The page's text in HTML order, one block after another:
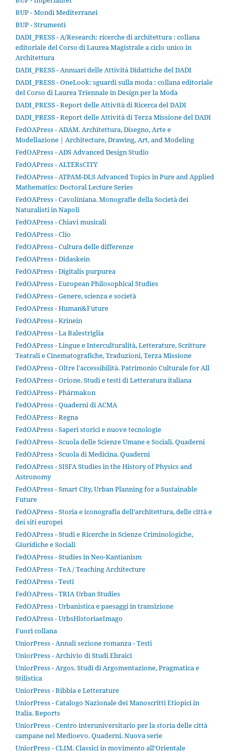
BUP - Mondi Mediterranei
BUP - Strumenti
DADI_PRESS - A/Research: ricerche di architettura : collana
editoriale del Corso di Laurea Magistrale a ciclo unico in
Architettura
DADI_PRESS - Annuari delle Attività Didattiche del DADI
DADI_PRESS - OneLook: sguardi sulla moda : collana editoriale
del Corso di Laurea Triennale in Design per la Moda
DADI_PRESS - Report delle Attività di Ricerca del DADI
DADI_PRESS - Report delle Attività di Terza Missione del DADI
FedOAPress - ADAM. Architettura, Disegno, Arte e
Modellazione | Architecture, Drawing, Art, and Modeling
FedOAPress - ADS Advanced Design Studio
FedOAPress - ALTERsCITY
FedOAPress - ATPAM-DLS Advanced Topics in Pure and Applied
Mathematics: Doctoral Lecture Series
FedOAPress - Cavoliniana. Monografie della Società dei
Naturalisti in Napoli
FedOAPress - Chiavi musicali
FedOAPress - Clio
FedOAPress - Cultura delle differenze
FedOAPress - Didaskein
FedOAPress - Digitalis purpurea
FedOAPress - European Philosophical Studies
FedOAPress - Genere, scienza e società
FedOAPress - Human&Future
FedOAPress - Krinein
FedOAPress - La Balestriglia
FedOAPress - Lingue e Interculturalità, Letterature, Scritture
Teatrali e Cinematografiche, Traduzioni, Terza Missione
FedOAPress - Oltre l'accessibilità. Patrimonio Culturale for All
FedOAPress - Orione. Studi e testi di Letteratura italiana
FedOAPress - Phármakon
FedOAPress - Quaderni di ACMA
FedOAPress - Regna
FedOAPress - Saperi storici e nuove tecnologie
FedOAPress - Scuola delle Scienze Umane e Sociali. Quaderni
FedOAPress - Scuola di Medicina. Quaderni
FedOAPress - SISFA Studies in the History of Physics and
Astronomy
FedOAPress - Smart City, Urban Planning for a Sustainable
Future
FedOAPress - Storia e iconografia dell’architettura, delle città e
dei siti europei
FedOAPress - Studi e Ricerche in Scienze Criminologiche,
Giuridiche e Sociali
FedOAPress - Studies in Neo-Kantianism
FedOAPress - TeA / Teaching Architecture
FedOAPress - Testi
FedOAPress - TRIA Urban Studies
FedOAPress - Urbanistica e paesaggi in transizione
FedOAPress - UrbsHistoriaeImago
Fuori collana
UniorPress - Annali sezione romanza - Testi
UniorPress - Archivio di Studi Ebraici
UniorPress - Argos. Studi di Argomentazione, Pragmatica e
Stilistica
UniorPress - Bibbia e Letterature
UniorPress - Catalogo Nazionale dei Manoscritti Etiopici in
Italia. Reports
UniorPress - Centro interuniversitario per la storia delle città
campane nel Medioevo. Quaderni. Nuova serie
UniorPress - CLIM. Classici in movimento all’Orientale